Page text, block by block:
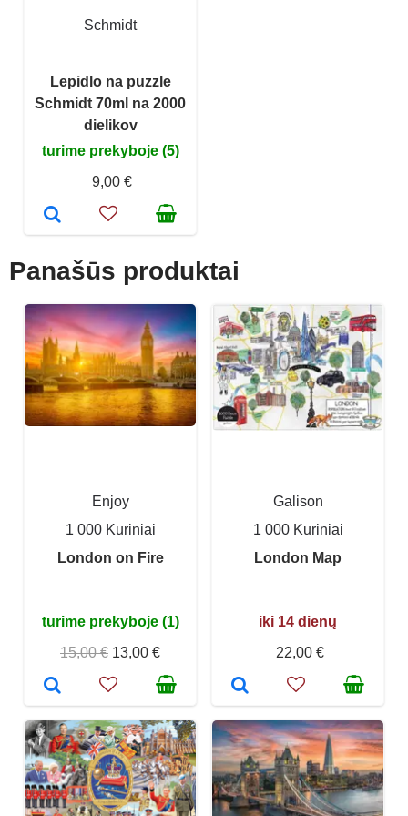
Schmidt
Lepidlo na puzzle
Schmidt 70ml na 2000
dielikov
turime prekyboje (5)
9,00 €
Panašūs produktai
Enjoy
1 000 Kūriniai
London on Fire
turime prekyboje (1)
15,00 € 13,00 €
Galison
1 000 Kūriniai
London Map
iki 14 dienų
22,00 €